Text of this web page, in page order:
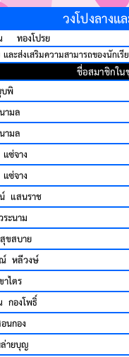
วงโปงลางแ
ณ ทองโปรย
ะส่งเสริมความสามารถของนักเรี
ชื่อสมาชิกใ
พิ
ามล
ามล
ซ่จาง
ซ่จาง
แสนราช
ะนาม
ขสบาย
หลีวงษ์
ไตร
กองโพธิ์
กอง
ายบุญ